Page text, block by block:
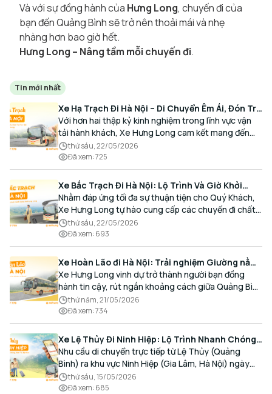
Và với sự đồng hành của Hưng Long, chuyến đi của
bạn đến Quảng Bình sẽ trở nên thoải mái và nhẹ
nhàng hơn bao giờ hết.
Hưng Long – Nâng tầm mỗi chuyến đi.
Tin mới nhất
Xe Hạ Trạch Đi Hà Nội – Di Chuyển Êm Ái, Đón Trả
Tận Nơi Cùng Xe Hưng Long
Với hơn hai thập kỷ kinh nghiệm trong lĩnh vực vận
tải hành khách, Xe Hưng Long cam kết mang đến
cho Quý Khách một hành trình di chuyển trọn vẹn,
thoải mái và đúng giờ.
thứ sáu, 22/05/2026
Đã xem:725
Xe Bắc Trạch Đi Hà Nội: Lộ Trình Và Giờ Khởi
Hành Cùng Xe Hưng Long
Nhằm đáp ứng tối đa sự thuận tiện cho Quý Khách,
Xe Hưng Long tự hào cung cấp các chuyến đi chất
lượng cao, an toàn với lịch trình linh hoạt mỗi ngày.
thứ sáu, 22/05/2026
Đã xem: 693
Xe Hoàn Lão đi Hà Nội: Trải nghiệm Giường nằm
Cao cấp, Đón trả Tận nơi
Xe Hưng Long vinh dự trở thành người bạn đồng
hành tin cậy, rút ngắn khoảng cách giữa Quảng Bình
và Thủ đô bằng chất lượng dịch vụ chuẩn mực.
thứ năm, 21/05/2026
Đã xem:734
Xe Lệ Thủy Đi Ninh Hiệp: Lộ Trình Nhanh Chóng,
Đón Trả Tận Nơi
Nhu cầu di chuyển trực tiếp từ Lệ Thủy (Quảng
Bình) ra khu vực Ninh Hiệp (Gia Lâm, Hà Nội) ngày
càng gia tăng, đặc biệt đối với các hành khách có
nhu cầu giao thương, kinh doanh và mua sắm.
thứ sáu, 15/05/2026
Đã xem: 685